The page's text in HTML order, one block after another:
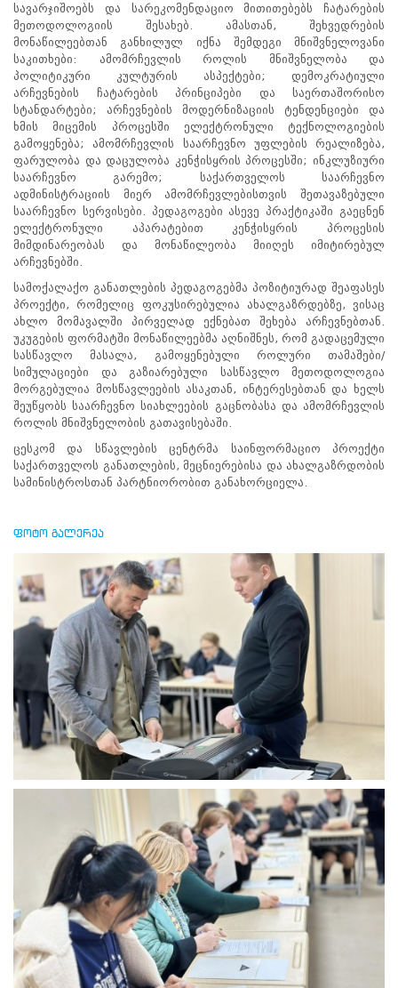
პარტნიორობა
ამომრჩევლებისთვის
საარჩევნო
ადმინისტრაციისთვის
ჩართული
მხარეებისთვის
პროექტები
არჩევნების
მიხედვით
სტატისტიკა
არჩევნები და
საარჩევნო
გარემო“ - ცესკოს
და სწავლების
ცენტრის ახალი
პროექტი საჯარო
სკოლების
სამოქალაქო
განათლების
პედაგოგებისთვის
ცესკომ
ცენტრმა,
2024
26
თებერვლიდან
პერიოდში,
საჯარო
სკოლების
სამოქალაქო
პედაგოგების
საინფორმაციო
„დემოკრატიული
არჩევნები
და
საარჩევნო
გარემო“
განახორციელა.
პროექტი
სავარჯიშოებს და სარეკომენდაციო მითითებებს ჩატარების
მეთოდოლოგიის შესახებ. ამასთან, შეხვედრების
მონაწილეებთან განხილულ იქნა შემდეგი მნიშვნელოვანი
საკითხები: ამომრჩევლის როლის მნიშვნელობა და
პოლიტიკური კულტურის ასპექტები; დემოკრატიული
არჩევნების ჩატარების პრინციპები და საერთაშორისო
სტანდარტები; არჩევნების მოდერნიზაციის ტენდენციები და
ხმის მიცემის პროცესში ელექტრონული ტექნოლოგიების
გამოყენება; ამომრჩევლის საარჩევნო უფლების რეალიზება,
ფარულობა და დაცულობა კენჭისყრის პროცესში; ინკლუზიური
საარჩევნო გარემო; საქართველოს საარჩევნო
ადმინისტრაციის მიერ ამომრჩევლებისთვის შეთავაზებული
საარჩევნო სერვისები. პედაგოგები ასევე პრაქტიკაში გაეცნენ
ელექტრონული აპარატებით კენჭისყრის პროცესის
მიმდინარეობას და მონაწილეობა მიიღეს იმიტირებულ
არჩევნებში.
სამოქალაქო განათლების პედაგოგებმა პოზიტიურად შეაფასეს
პროექტი, რომელიც ფოკუსირებულია ახალგაზრდებზე, ვისაც
ახლო მომავალში პირველად ექნებათ შეხება არჩევნებთან.
უკუგების ფორმატში მონაწილეებმა აღნიშნეს, რომ გადაცემული
სასწავლო მასალა, გამოყენებული როლური თამაშები/
სიმულაციები და გაზიარებული სასწავლო მეთოდოლოგია
მორგებულია მოსწავლეების ასაკთან, ინტერესებთან და ხელს
შეუწყობს საარჩევნო სიახლეების გაცნობასა და ამომრჩევლის
როლის მნიშვნელობის გათავისებაში.
ცესკომ და სწავლების ცენტრმა საინფორმაციო პროექტი
საქართველოს განათლების, მეცნიერებისა და ახალგაზრდობის
სამინისტროსთან პარტნიორობით განახორციელა.
ფოტო გალერეა